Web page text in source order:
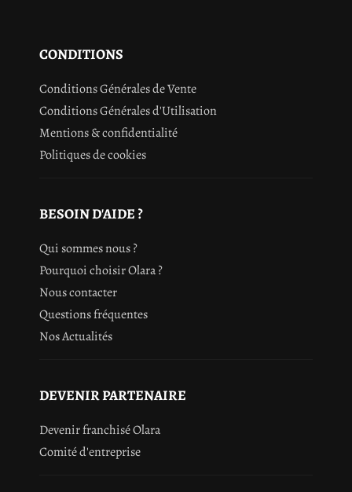
CONDITIONS
Conditions Générales de Vente
Conditions Générales d'Utilisation
Mentions & confidentialité
Politiques de cookies
BESOIN D'AIDE ?
Qui sommes nous ?
Pourquoi choisir Olara ?
Nous contacter
Questions fréquentes
Nos Actualités
DEVENIR PARTENAIRE
Devenir franchisé Olara
Comité d'entreprise